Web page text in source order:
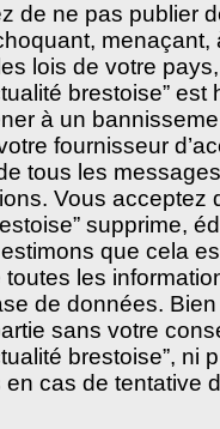
de ne pas publier
lois de votre
brestoise”
à un
fournisseur
tous les
Vous acceptez
supprime,
que cela
les
de données.
sans votre
brestoise”, ni
cas de tentative